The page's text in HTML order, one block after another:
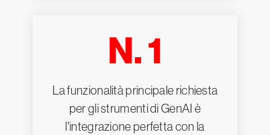
N. 1
La funzionalità principale richiesta
per gli strumenti di GenAI è
l'integrazione perfetta con la